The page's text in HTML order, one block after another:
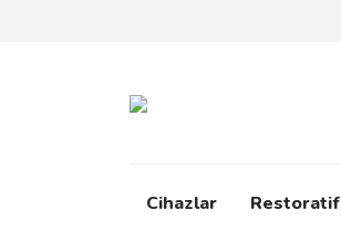
Cihazlar Restoratif